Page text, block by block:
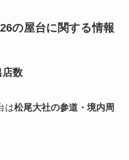
の屋台に関する情報
店数
は松尾大社の参道・境内周